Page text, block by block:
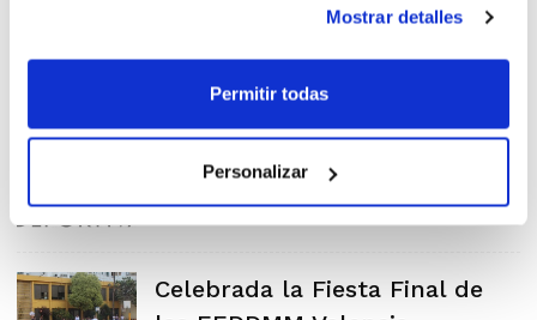
Mostrar detalles
Permitir todas
Personalizar
Trabaja en las Escuelas
Deportivas del Ayto. de
Valencia
Celebrada la Fiesta Final de